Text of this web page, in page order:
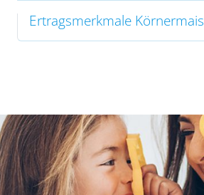
Ertragsmerkmale Körnermais